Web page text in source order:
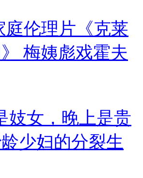
庭伦理片《克莱
梅姨彪戏霍夫